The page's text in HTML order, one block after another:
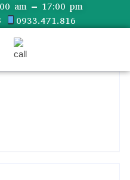
am – 17:00 pm
0933.471.816